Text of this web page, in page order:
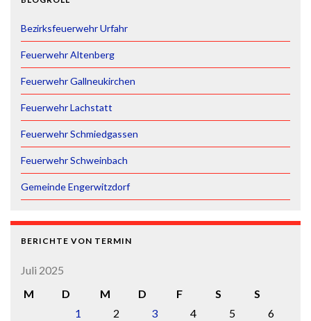
Bezirksfeuerwehr Urfahr
Feuerwehr Altenberg
Feuerwehr Gallneukirchen
Feuerwehr Lachstatt
Feuerwehr Schmiedgassen
Feuerwehr Schweinbach
Gemeinde Engerwitzdorf
BERICHTE VON TERMIN
Juli 2025
M
D M D F S
S
1
2 3 4 5
6